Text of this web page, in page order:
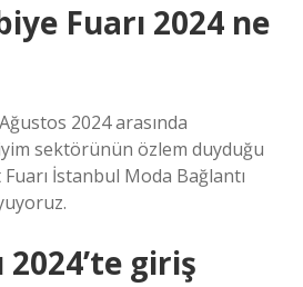
Fuarı 2024 ne
2024 arasında
sektörünün özlem duyduğu
İstanbul Moda Bağlantı
giriş